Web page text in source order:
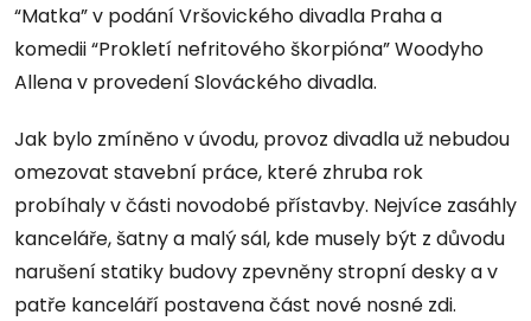
“Matka” v podání Vršovického divadla Praha a
komedii “Prokletí nefritového škorpióna” Woodyho
Allena v provedení Slováckého divadla.
Jak bylo zmíněno v úvodu, provoz divadla už nebudou
omezovat stavební práce, které zhruba rok
probíhaly v části novodobé přístavby. Nejvíce zasáhly
kanceláře, šatny a malý sál, kde musely být z důvodu
narušení statiky budovy zpevněny stropní desky a v
patře kanceláří postavena část nové nosné zdi.